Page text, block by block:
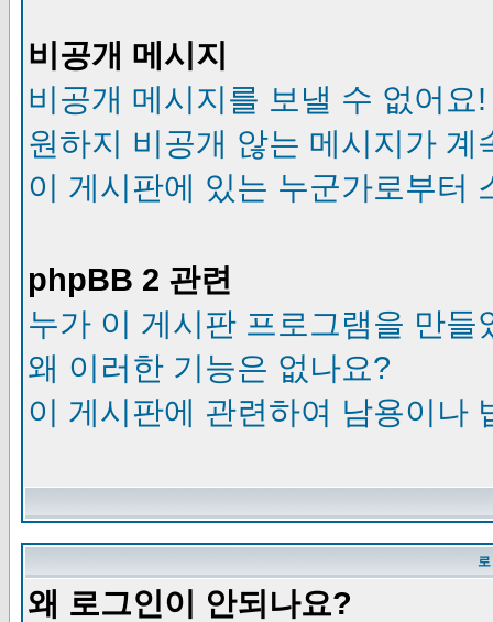
비공개 메시지
비공개 메시지를 보낼 수 없어요!
원하지 비공개 않는 메시지가 계
이 게시판에 있는 누군가로부터
phpBB 2 관련
누가 이 게시판 프로그램을 만들
왜 이러한 기능은 없나요?
이 게시판에 관련하여 남용이나
왜 로그인이 안되나요?